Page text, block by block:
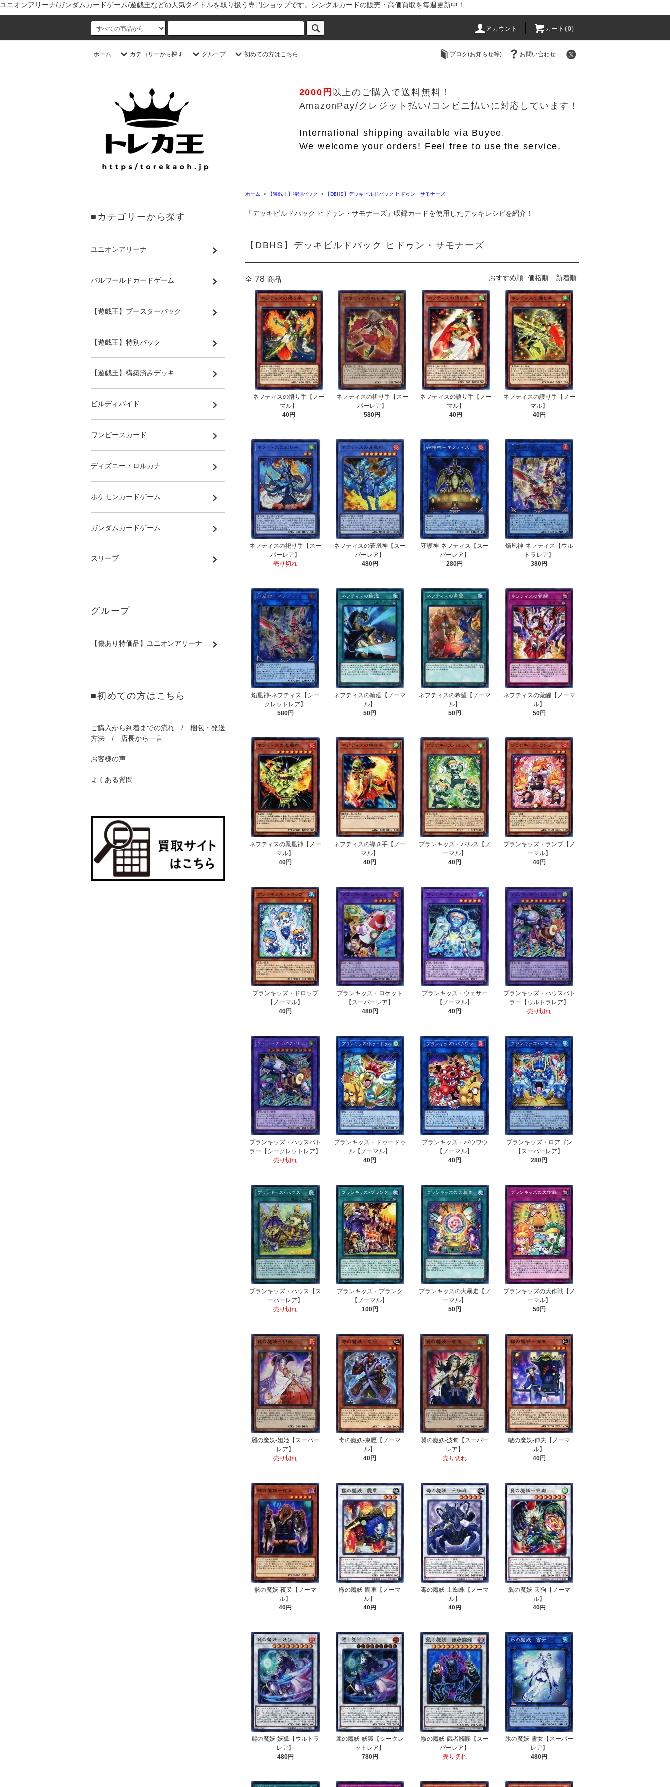
ユニオンアリーナ/ガンダムカードゲーム/遊戯王などの人気タイトルを取り扱う専門ショップです。シングルカードの販売・高価買取を毎週更新中！
アカウント カート(0)
ホーム カテゴリーから探す グループ 初めての方はこちら ブログ(お知らせ等) お問い合わせ
2000円 以上のご購入で送料無料！
AmazonPay/クレジット払い/コンビニ払いに対応しています！
International shipping available via Buyee.
We welcome your orders! Feel free to use the service.
ホーム > 【遊戯王】特別パック > 【DBHS】デッキビルドパック ヒドゥン・サモナーズ
「デッキビルドパック ヒドゥン・サモナーズ」収録カードを使用したデッキレシピを紹介！
【DBHS】デッキビルドパック ヒドゥン・サモナーズ
全 78 商品 おすすめ順 価格順 新着順
ネフティスの悟り手【ノー
マル】
40円
ネフティスの祈り手【スー
パーレア】
580円
ネフティスの語り手【ノー
マル】
40円
ネフティスの護り手【ノー
マル】
40円
ネフティスの祀り手【スー
パーレア】
売り切れ
ネフティスの蒼凰神【スー
パーレア】
480円
守護神-ネフティス【スー
パーレア】
280円
焔凰神-ネフティス【ウル
トラレア】
380円
焔凰神-ネフティス【シー
クレットレア】
580円
ネフティスの輪廻【ノーマ
ル】
50円
ネフティスの希望【ノーマ
ル】
50円
ネフティスの覚醒【ノーマ
ル】
50円
ネフティスの鳳凰神【ノー
マル】
40円
ネフティスの導き手【ノー
マル】
40円
プランキッズ・パルス【ノ
ーマル】
40円
プランキッズ・ランプ【ノ
ーマル】
40円
プランキッズ・ドロップ
【ノーマル】
40円
プランキッズ・ロケット
【スーパーレア】
480円
プランキッズ・ウェザー
【ノーマル】
40円
プランキッズ・ハウスバト
ラー【ウルトラレア】
売り切れ
プランキッズ・ハウスバト
ラー【シークレットレア】
売り切れ
プランキッズ・ドゥードゥ
ル【ノーマル】
40円
プランキッズ・バウワウ
【ノーマル】
40円
プランキッズ・ロアゴン
【スーパーレア】
280円
プランキッズ・ハウス【ス
ーパーレア】
売り切れ
プランキッズ・プランク
【ノーマル】
100円
プランキッズの大暴走【ノ
ーマル】
50円
プランキッズの大作戦【ノ
ーマル】
50円
麗の魔妖-妲姫【スーパー
レア】
売り切れ
毒の魔妖-束脛【ノーマ
ル】
40円
翼の魔妖-波旬【スーパー
レア】
売り切れ
轍の魔妖-俥夫【ノーマ
ル】
40円
骸の魔妖-夜叉【ノーマ
ル】
40円
轍の魔妖-朧車【ノーマ
ル】
40円
毒の魔妖-土蜘蛛【ノーマ
ル】
40円
翼の魔妖-天狗【ノーマ
ル】
40円
麗の魔妖-妖狐【ウルトラ
レア】
480円
麗の魔妖-妖狐【シークレ
ットレア】
780円
骸の魔妖-餓者髑髏【スー
パーレア】
売り切れ
氷の魔妖-雪女【スーパー
レア】
480円
■カテゴリーから探す
ユニオンアリーナ
パルワールドカードゲーム
【遊戯王】ブースターパック
【遊戯王】特別パック
【遊戯王】構築済みデッキ
ビルディバイド
ワンピースカード
ディズニー・ロルカナ
ポケモンカードゲーム
ガンダムカードゲーム
スリーブ
グループ
【傷あり特価品】ユニオンアリーナ
■初めての方はこちら
ご購入から到着までの流れ / 梱包・発送
方法 / 店長から一言
お客様の声
よくある質問